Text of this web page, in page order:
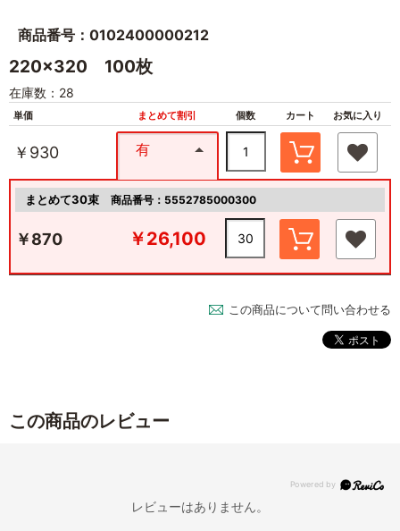
商品番号：0102400000212
220x320 100枚
在庫数：28
単価 まとめて割引 個数 カート お気に入り
￥930 有
まとめて30束 商品番号：5552785000300
￥870 ￥26,100
この商品について問い合わせる
この商品のレビュー
レビューはありません。